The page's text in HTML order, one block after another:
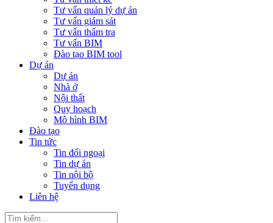
Tư vấn quản lý dự án
Tư vấn giám sát
Tư vấn thẩm tra
Tư vấn BIM
Đào tạo BIM tool
Dự án
Dự án
Nhà ở
Nội thất
Quy hoạch
Mô hình BIM
Đào tạo
Tin tức
Tin đối ngoại
Tin dự án
Tin nội bộ
Tuyển dụng
Liên hệ